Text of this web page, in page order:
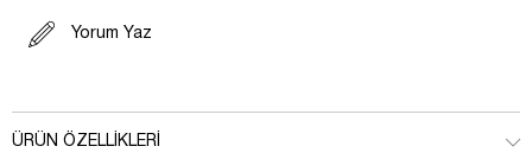
Yorum Yaz
ÜRÜN ÖZELLIKLERI